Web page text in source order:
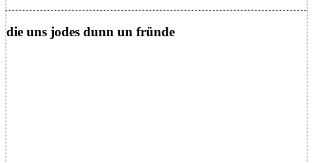
die uns jodes dunn un fründe